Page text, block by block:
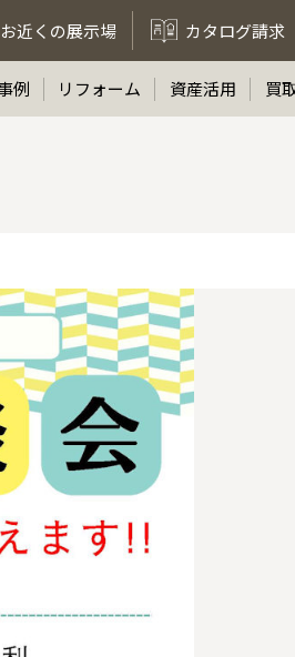
お近くの展示場 カタログ請求
例 リフォーム 資産活用 買